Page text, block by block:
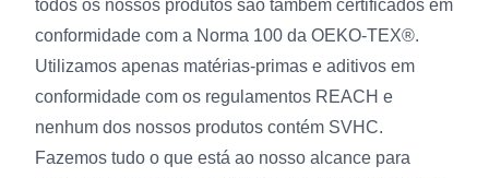
todos os nossos produtos são também certificados em
conformidade com a Norma 100 da OEKO-TEX®.
Utilizamos apenas matérias-primas e aditivos em
conformidade com os regulamentos REACH e
nenhum dos nossos produtos contém SVHC.
Fazemos tudo o que está ao nosso alcance para